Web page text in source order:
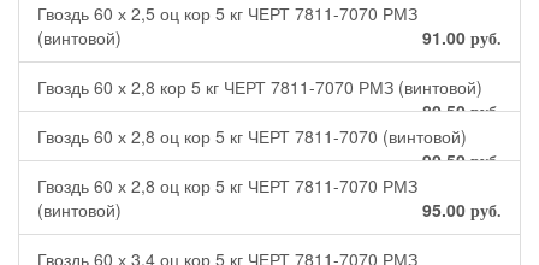
Гвоздь 60 х 2,5 оц кор 5 кг ЧЕРТ 7811-7070 РМЗ
(винтовой)
91.00 руб.
Гвоздь 60 х 2,8 кор 5 кг ЧЕРТ 7811-7070 РМЗ (винтовой)
80.50руб.
Гвоздь 60 х 2,8 оц кор 5 кг ЧЕРТ 7811-7070 (винтовой)
90.50руб.
Гвоздь 60 х 2,8 оц кор 5 кг ЧЕРТ 7811-7070 РМЗ
(винтовой)
95.00 руб.
Гвоздь 60 х 3,4 оц кор 5 кг ЧЕРТ 7811-7070 РМЗ